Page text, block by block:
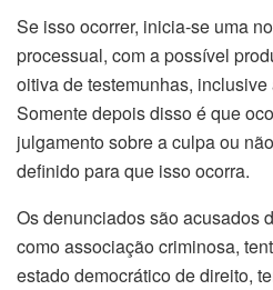
Se isso ocorrer, inicia-se uma
processual, com a possível
oitiva de testemunhas,
Somente depois disso é que
julgamento sobre a culpa ou
definido para que isso ocorra.
Os denunciados são acusados
como associação criminosa,
estado democrático de direito,